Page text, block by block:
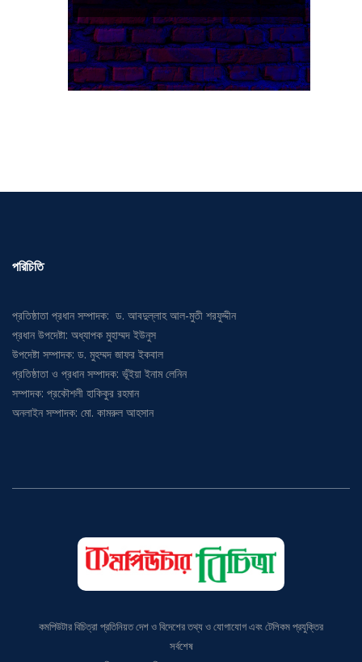
পরিচিতি
প্রতিষ্ঠাতা প্রধান সম্পাদক: ড. আবদুল্লাহ আল-মুতী শরফুদ্দীন
প্রধান উপদেষ্টা: অধ্যাপক মুহাম্মদ ইউনুস
উপদেষ্টা সম্পাদক: ড. মুহম্মদ জাফর ইকবাল
প্রতিষ্ঠাতা ও প্রধান সম্পাদক: ভূঁইয়া ইনাম লেনিন
সম্পাদক: প্রকৌশলী হাকিকুর রহমান
অনলাইন সম্পাদক: মো. কামরুল আহসান
কমপিউটার বিচিত্রা প্রতিনিয়ত দেশ ও বিদেশের তথ্য ও যোগাযোগ এবং টেলিকম প্রযুক্তির
সর্বশেষ